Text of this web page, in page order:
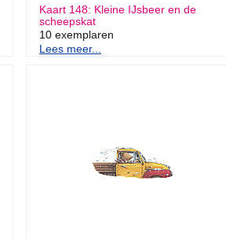
Kaart 148: Kleine IJsbeer en de
scheepskat
10 exemplaren
Lees meer...